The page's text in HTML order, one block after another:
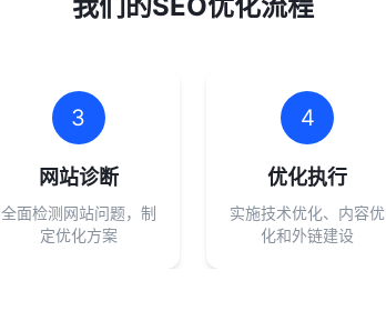
3
网站诊断
全面检测网站问题，制
定优化方案
4
优化执行
实施技术优化、内容优
化和外链建设